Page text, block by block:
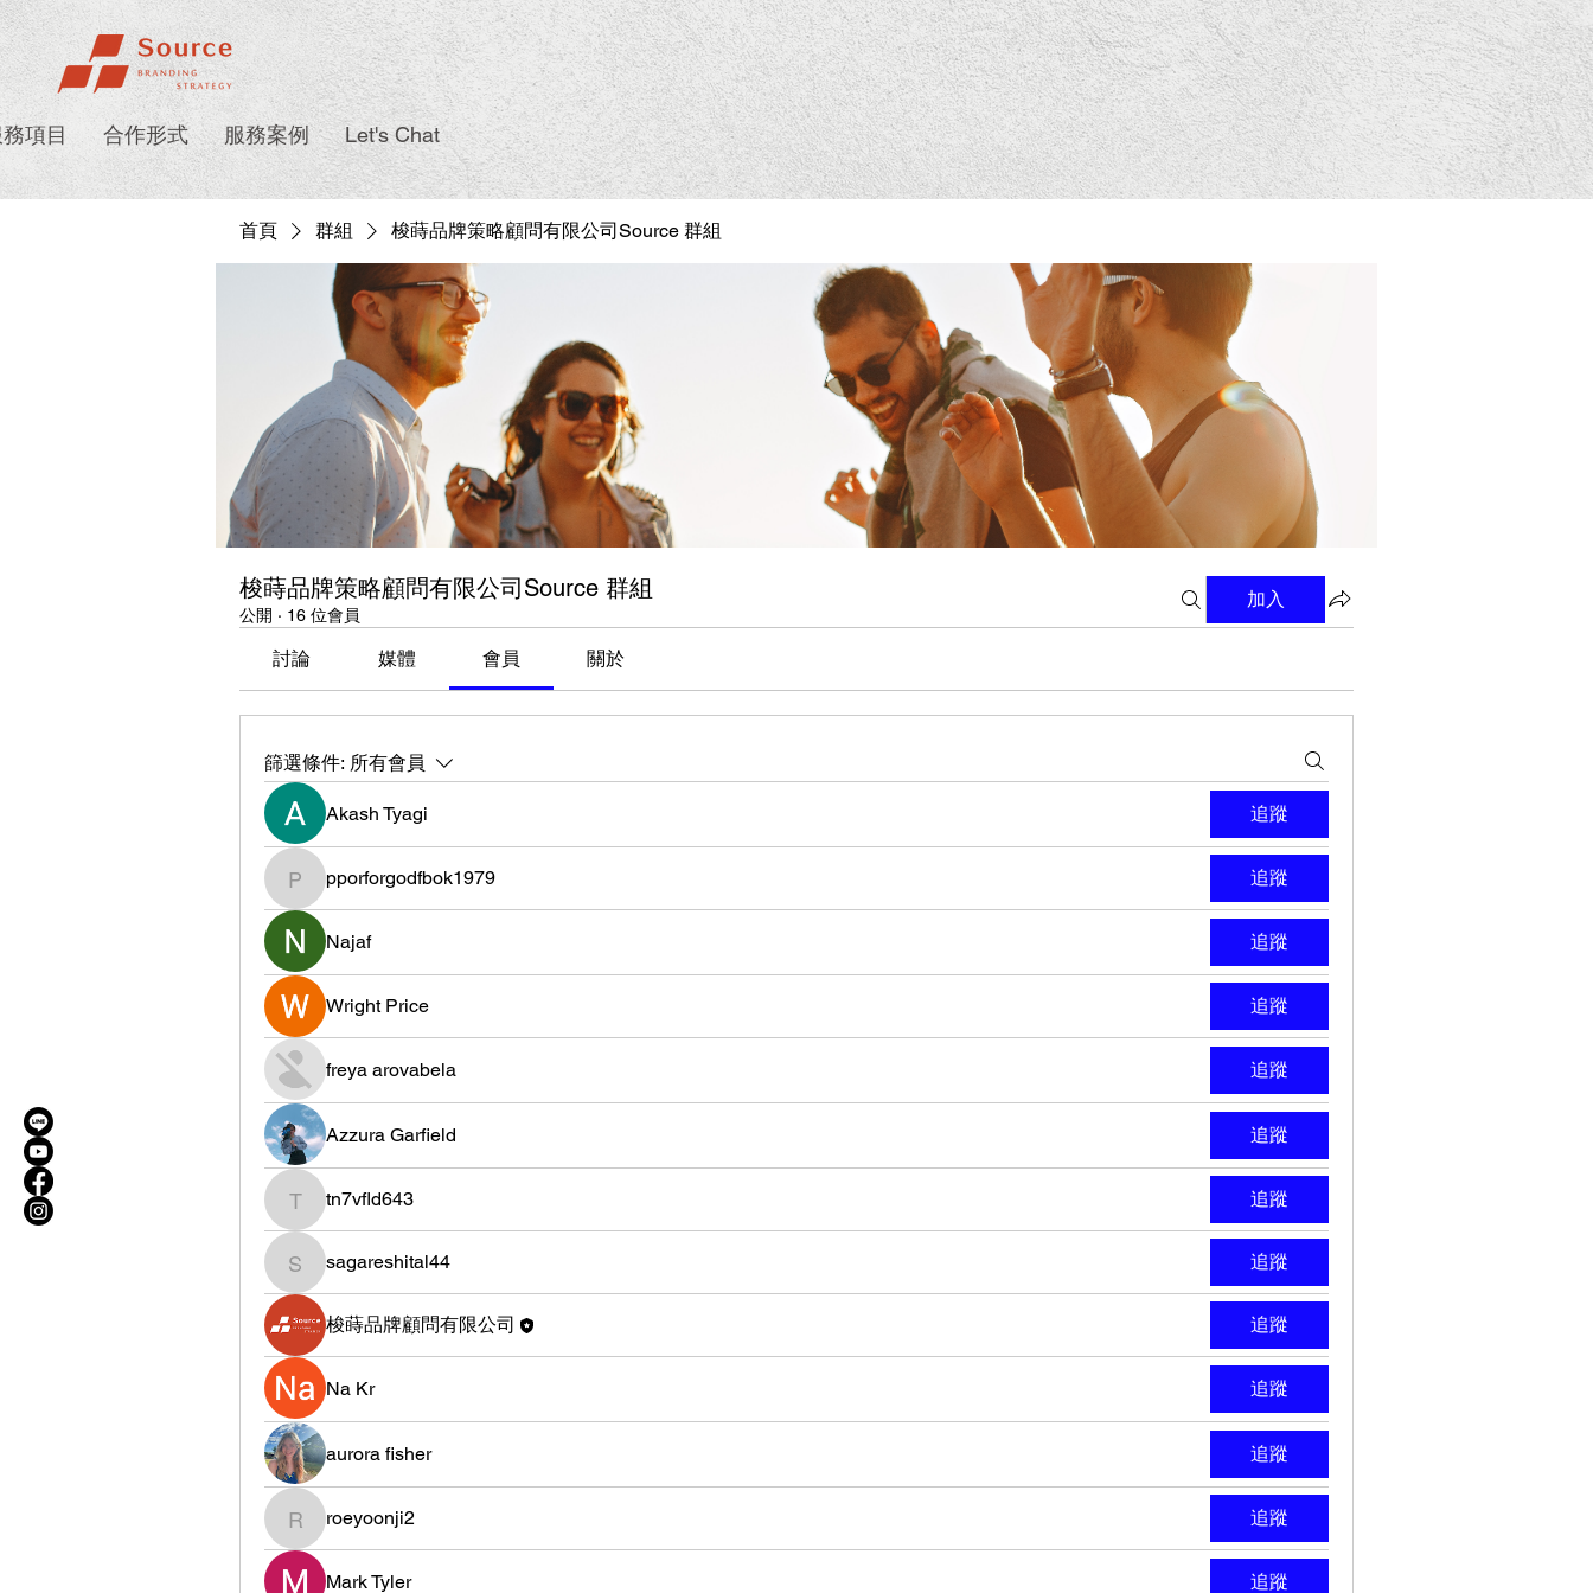
項目 合作形式 服務案例 Let's Chat
首頁 群組 梭蒔品牌策略顧問有限公司Source 群組
梭蒔品牌策略顧問有限公司Source 群組
公開 · 16 位會員
加入
討論 媒體 會員 關於
篩選條件: 所有會員
Akash Tyagi 追蹤
pporforgodfbok1979
pporforgodfbok1979 追蹤
Najaf 追蹤
Wright Price 追蹤
freya arovabela 追蹤
Azzura Garfield 追蹤
tn7vfld643
tn7vfld643 追蹤
sagareshital44
sagareshital44 追蹤
梭蒔品牌顧問有限公司 追蹤
Na Kr 追蹤
aurora fisher 追蹤
roeyoonji2
roeyoonji2 追蹤
Mark Tyler 追蹤